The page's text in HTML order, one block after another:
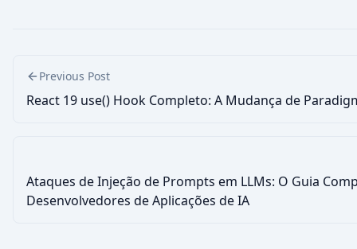
Previous Post
React 19 use() Hook Completo: A Mudança de
Ataques de Injeção de Prompts em LLMs: O Guia
Desenvolvedores de Aplicações de IA